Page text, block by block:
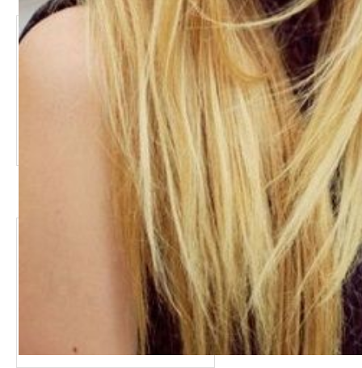
Как правильно
Добавлено - 23.11.2008 /
Уход за ресницами
Добавлено - 23.11.2008 /